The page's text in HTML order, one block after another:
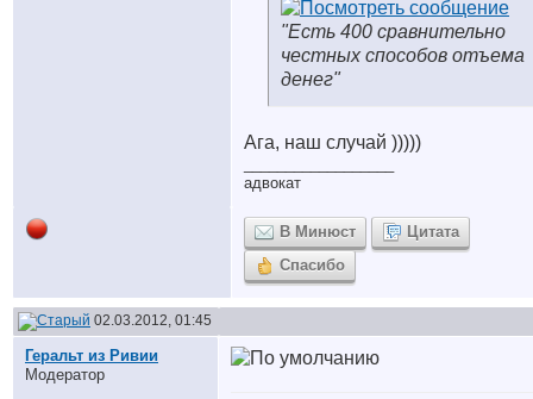
"Есть 400 сравнительно
честных способов отъема
денег"
Ага, наш случай )))))
адвокат
В Минюст
Цитата
Спасибо
02.03.2012, 01:45
Геральт из Ривии
Модератор